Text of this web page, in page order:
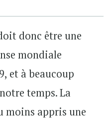
donc être une
mondiale
et à beaucoup
temps. La
moins appris une